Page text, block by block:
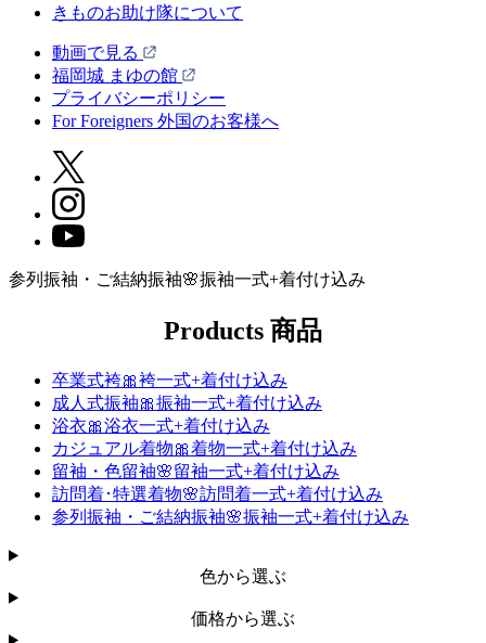
きものお助け隊について
動画で見る
福岡城 まゆの館
プライバシーポリシー
For Foreigners 外国のお客様へ
参列振袖・ご結納振袖🌸振袖一式+着付け込み
Products 商品
卒業式袴🎀袴一式+着付け込み
成人式振袖🎀振袖一式+着付け込み
浴衣🎀浴衣一式+着付け込み
カジュアル着物🎀着物一式+着付け込み
留袖・色留袖🌸留袖一式+着付け込み
訪問着･特選着物🌸訪問着一式+着付け込み
参列振袖・​ご結納​振袖🌸振袖一式+着付け込み
色から選ぶ
価格から選ぶ